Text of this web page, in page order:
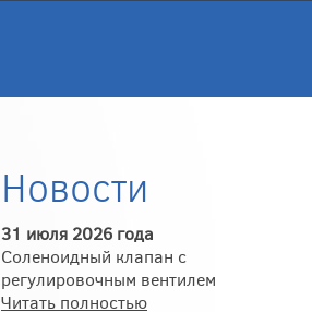
Новости
31 июля 2026 года
Соленоидный клапан с
регулировочным вентилем
Читать полностью